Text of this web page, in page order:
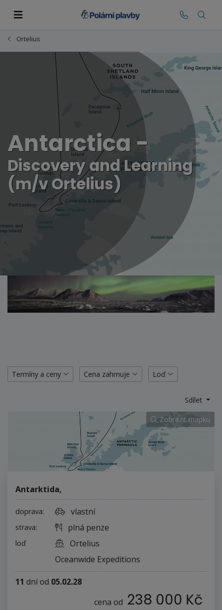
Ortelius
Antarctica -
Discovery and Learning
(m/v Ortelius)
Termíny a ceny Cena zahrnuje Loď
Sdílet
Zobrazit mapku
Antarktida,
doprava: vlastní
strava: plná penze
loď
Ortelius
Oceanwide Expeditions
11 dníod 05.02.28
cena od 238 000 Kč